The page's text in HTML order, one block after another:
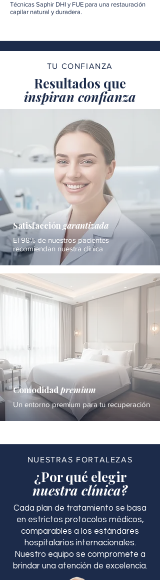
Técnicas Saphir DHI y FUE para una restauración
capilar natural y duradera.
TU CONFIANZA
Resultados que
inspiran confianza
Satisfacción garantizada
El 98% de nuestros pacientes
recomiendan nuestra clínica
Comodidad premium
Un entorno premium para tu recuperación
NUESTRAS FORTALEZAS
¿Por qué elegir
nuestra clínica?
Cada plan de tratamiento se basa
en estrictos protocolos médicos,
comparables a los estándares
hospitalarios internacionales.
Nuestro equipo se compromete a
brindar una atención de excelencia.